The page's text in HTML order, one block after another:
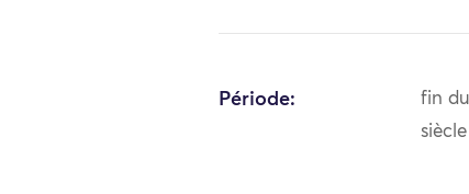
Période:
fin
siècle